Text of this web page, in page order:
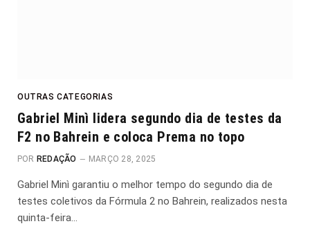
OUTRAS CATEGORIAS
Gabriel Minì lidera segundo dia de testes da
F2 no Bahrein e coloca Prema no topo
POR REDAÇÃO MARÇO 28, 2025
Gabriel Minì garantiu o melhor tempo do segundo dia de
testes coletivos da Fórmula 2 no Bahrein, realizados nesta
quinta-feira…